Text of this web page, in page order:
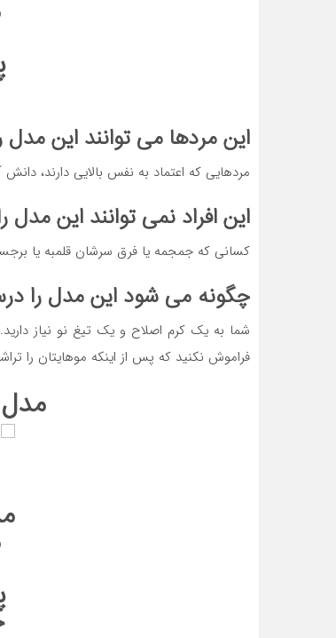
این مردها می توانند این مدل
مردهایی که اعتماد به نفس بالایی دارند،
این افراد نمی توانند این مدل
کسانی که جمجمه یا فرق سرشان قلمبه یا
چگونه می شود این مدل را
شما به یک کرم اصلاح و یک تیغ نو نیاز
فراموش نکنید که پس از اینکه موهایتان را